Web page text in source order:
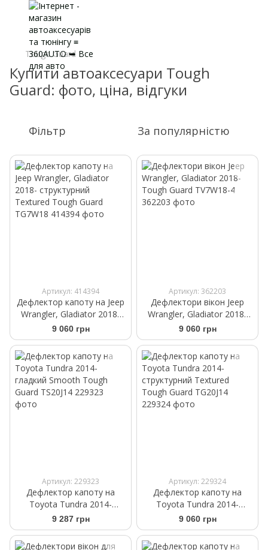
Tough Guard
Купити автоаксесуари Tough
Guard: фото, ціна, відгуки
Фільтр За популярністю
Артикул: 414394
Дефлектор капоту на Jeep
Wrangler, Gladiator 2018-
структурний Textured
Tough Guard TG7W18
9 060 грн
Артикул: 362203
Дефлектори вікон Jeep
Wrangler, Gladiator 2018-
Tough Guard TV7W18-4
9 060 грн
Артикул: 229323
Дефлектор капоту на
Toyota Tundra 2014-
гладкий Smooth Tough
Guard TS20J14
9 287 грн
Артикул: 229324
Дефлектор капоту на
Toyota Tundra 2014-
структурний Textured
Tough Guard TG20J14
9 060 грн